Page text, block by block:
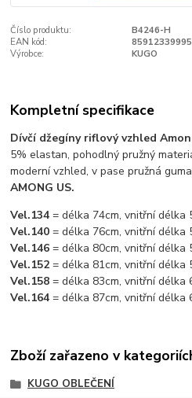
Číslo produktu:
B4246-H
EAN kód:
Výrobce:
KUGO
Kompletní specifikace
Dívčí džegíny riflový vzhled
5% elastan, pohodlný pružný
moderní vzhled, v pase pružná
AMONG US.
Vel.134 = délka 74cm, vnitřní délka
Vel.140 = délka 76cm, vnitřní délka
Vel.146= délka 80cm, vnitřní délka
Vel.152 = délka 81cm, vnitřní délka
Vel.158 = délka 83cm, vnitřní délka
Vel.164 = délka 87cm, vnitřní délka
Zboží zařazeno v
KUGO OBLEČENÍ